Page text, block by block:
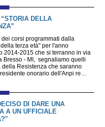
DELLA
dei corsi programmati dalla
terza età" per l'anno
2014-2015 che si terranno in via
Bresso - MI, segnaliamo quelli
della Resistenza che saranno
onorario dell'Anpi re…
DI DARE UNA
A UN UFFICIALE